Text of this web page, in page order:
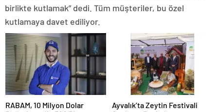
birlikte kutlamak” dedi. Tüm müşteriler, bu özel
kutlamaya davet ediliyor.
RABAM, 10 Milyon Dolar
Ayvalık’ta Zeytin Festivali